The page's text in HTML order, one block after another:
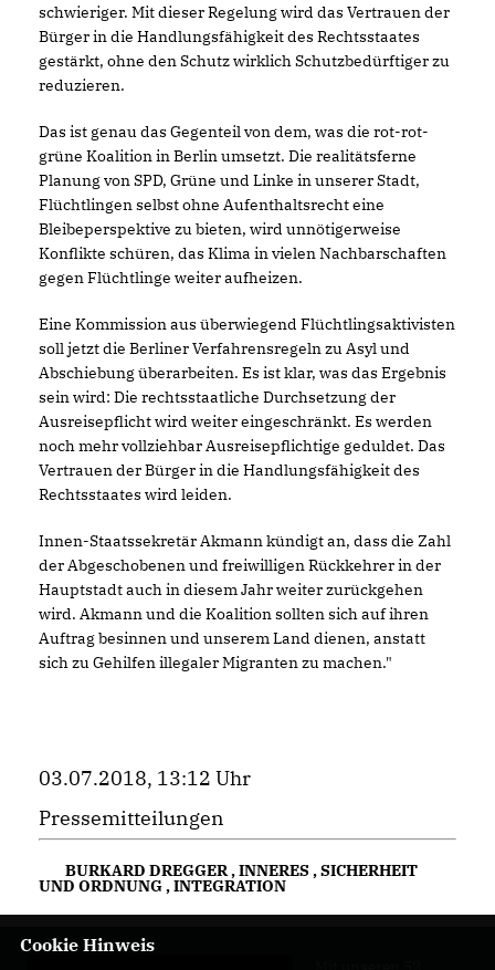
schwieriger. Mit dieser Regelung wird das Vertrauen der
Bürger in die Handlungsfähigkeit des Rechtsstaates
gestärkt, ohne den Schutz wirklich Schutzbedürftiger zu
reduzieren.
Das ist genau das Gegenteil von dem, was die rot-rot-
grüne Koalition in Berlin umsetzt. Die realitätsferne
Planung von SPD, Grüne und Linke in unserer Stadt,
Flüchtlingen selbst ohne Aufenthaltsrecht eine
Bleibeperspektive zu bieten, wird unnötigerweise
Konflikte schüren, das Klima in vielen Nachbarschaften
gegen Flüchtlinge weiter aufheizen.
Eine Kommission aus überwiegend Flüchtlingsaktivisten
soll jetzt die Berliner Verfahrensregeln zu Asyl und
Abschiebung überarbeiten. Es ist klar, was das Ergebnis
sein wird: Die rechtsstaatliche Durchsetzung der
Ausreisepflicht wird weiter eingeschränkt. Es werden
noch mehr vollziehbar Ausreisepflichtige geduldet. Das
Vertrauen der Bürger in die Handlungsfähigkeit des
Rechtsstaates wird leiden.
Innen-Staatssekretär Akmann kündigt an, dass die Zahl
der Abgeschobenen und freiwilligen Rückkehrer in der
Hauptstadt auch in diesem Jahr weiter zurückgehen
wird. Akmann und die Koalition sollten sich auf ihren
Auftrag besinnen und unserem Land dienen, anstatt
sich zu Gehilfen illegaler Migranten zu machen."
03.07.2018, 13:12 Uhr
Pressemitteilungen
BURKARD DREGGER,INNERES ,SICHERHEIT
UND ORDNUNG,INTEGRATION
Cookie Hinweis